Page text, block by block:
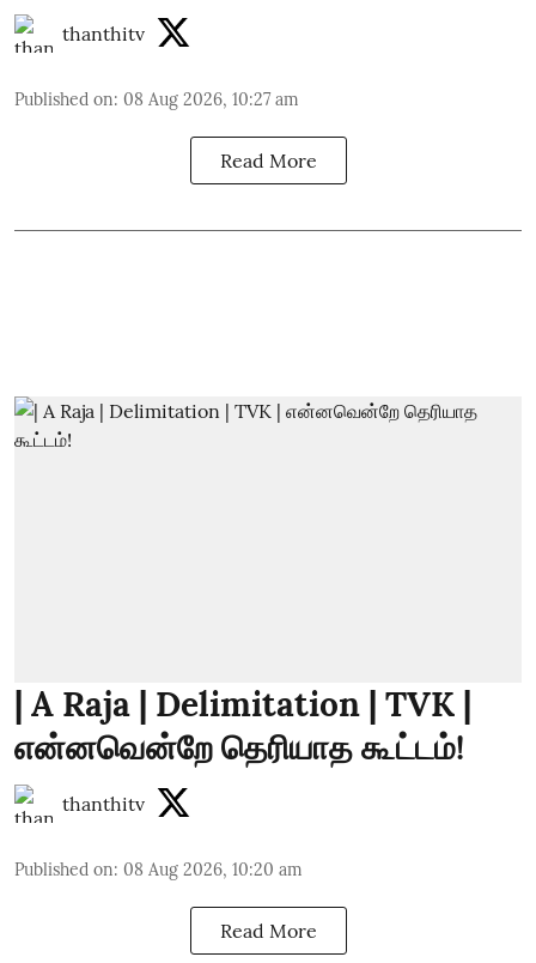
thanthitv
Published on: 08 Aug 2026, 10:27 am
Read More
| A Raja | Delimitation | TVK |
என்னவென்றே தெரியாத கூட்டம்!
thanthitv
Published on: 08 Aug 2026, 10:20 am
Read More